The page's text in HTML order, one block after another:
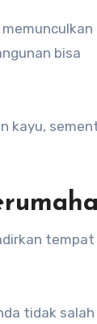
bisa
kayu,
tempat
tidak salah